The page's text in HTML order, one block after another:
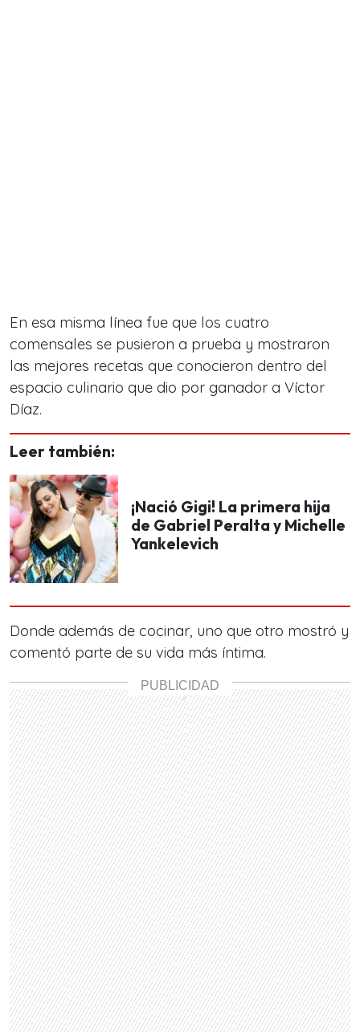
En esa misma línea fue que los cuatro
comensales se pusieron a prueba y mostraron
las mejores recetas que conocieron dentro del
espacio culinario que dio por ganador a Víctor
Díaz.
Leer también:
¡Nació Gigi! La primera hija
de Gabriel Peralta y Michelle
Yankelevich
Donde además de cocinar, uno que otro mostró y
comentó parte de su vida más íntima.